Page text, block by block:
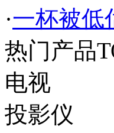
·一杯被
热门产品
电视
投影仪